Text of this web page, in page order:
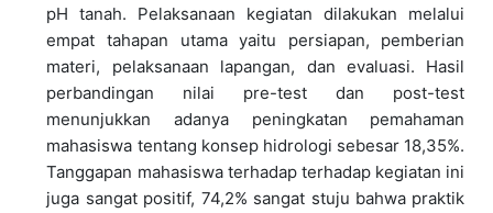
pH tanah. Pelaksanaan kegiatan dilakukan melalui
empat tahapan utama yaitu persiapan, pemberian
materi, pelaksanaan lapangan, dan evaluasi. Hasil
perbandingan nilai pre-test dan post-test
menunjukkan adanya peningkatan pemahaman
mahasiswa tentang konsep hidrologi sebesar 18,35%.
Tanggapan mahasiswa terhadap terhadap kegiatan ini
juga sangat positif, 74,2% sangat stuju bahwa praktik